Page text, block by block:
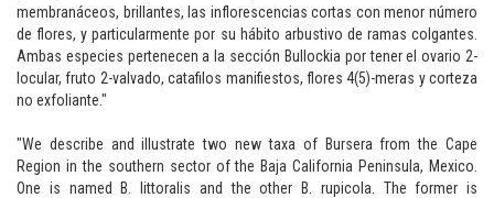
membranáceos, brillantes, las inflorescencias cortas con menor número
de flores, y particularmente por su hábito arbustivo de ramas colgantes.
Ambas especies pertenecen a la sección Bullockia por tener el ovario 2-
locular, fruto 2-valvado, catafilos manifiestos, flores 4(5)-meras y corteza
no exfoliante."
"We describe and illustrate two new taxa of Bursera from the Cape
Region in the southern sector of the Baja California Peninsula, Mexico.
One is named B. littoralis and the other B. rupicola. The former is